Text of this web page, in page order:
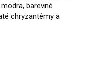
barevné
chryzantémy a